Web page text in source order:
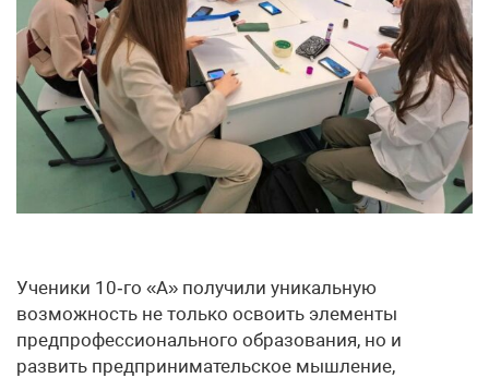
Ученики 10‑го «А» получили уникальную
возможность не только освоить элементы
предпрофессионального образования, но и
развить предпринимательское мышление,